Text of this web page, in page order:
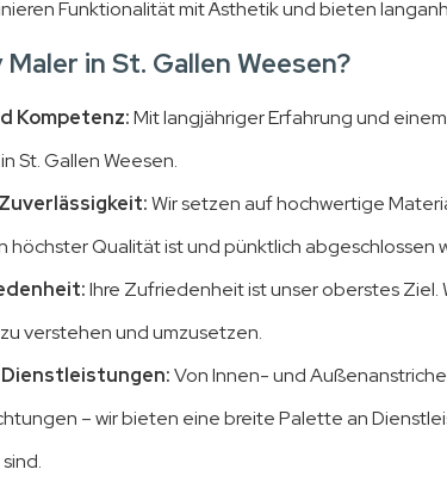
Funktionalität mit Ästhetik und bieten
in St. Gallen Weesen?
Kompetenz:Mit langjähriger Erfahrung und
St. Gallen Weesen.
Wir setzen auf hochwertige
höchster Qualität ist und pünktlich abgeschlossen
Ihre Zufriedenheit ist unser oberstes Ziel.
verstehen und umzusetzen.
Von Innen- und
– wir bieten eine breite Palette an